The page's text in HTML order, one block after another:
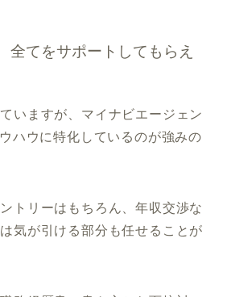
全てをサポートしてもらえ
いますが、マイナビエージェン
ハウに特化しているのが強みの
トリーはもちろん、年収交渉な
気が引ける部分も任せることが